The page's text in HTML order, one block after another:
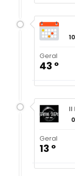
Geral
43 º
II
Geral
13 º